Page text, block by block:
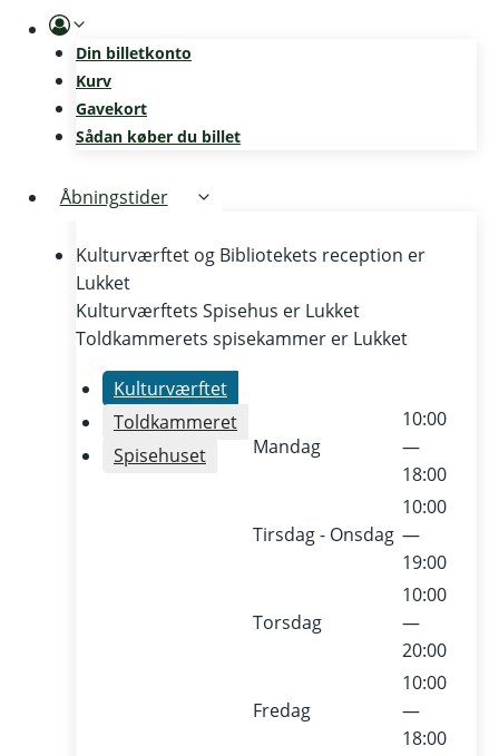
Din billetkonto
Kurv
Gavekort
Sådan køber du billet
Åbningstider
Kulturværftet og Bibliotekets reception er
Lukket
Kulturværftets Spisehus er Lukket
Toldkammerets spisekammer er Lukket
Kulturværftet
Toldkammeret
Spisehuset
Mandag
10:00
—
18:00
Tirsdag - Onsdag
10:00
—
19:00
Torsdag
10:00
—
20:00
Fredag
10:00
—
18:00